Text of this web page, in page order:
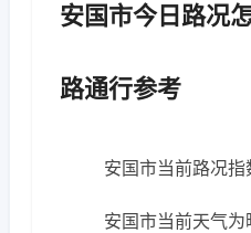
安国市今日路况
路通行参考
安国市当前路况指
安国市当前天气